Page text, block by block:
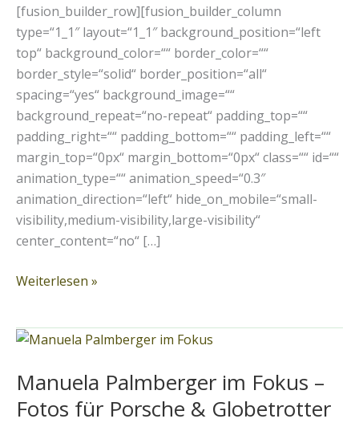
[fusion_builder_row][fusion_builder_column
type=“1_1″ layout=“1_1″ background_position=“left
top“ background_color=““ border_color=““
border_style=“solid“ border_position=“all“
spacing=“yes“ background_image=““
background_repeat=“no-repeat“ padding_top=““
padding_right=““ padding_bottom=““ padding_left=““
margin_top=“0px“ margin_bottom=“0px“ class=““ id=““
animation_type=““ animation_speed=“0.3″
animation_direction=“left“ hide_on_mobile=“small-
visibility,medium-visibility,large-visibility“
center_content=“no“ […]
Weiterlesen »
Manuela Palmberger im Fokus –
Fotos für Porsche & Globetrotter
Manuela
im
Fokus
–